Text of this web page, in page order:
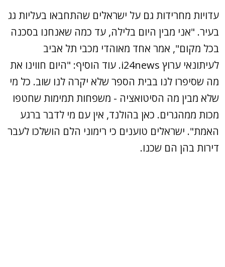
עדויות מחרידות גם על ישראלים שהתחבאו בעליות גג
בעיר. "אני מבין היום בלילה, עד כמה שאנחנו בסכנה
בכל מקום", אמר אחד מאוהדי מכבי תל אביב
לעיתונאי ערוץ i24news. עוד הוסיף: "היום חווינו את
מה שסיפרו לנו בבית הספר שלא יקרה לנו שוב. כל מי
שלא מבין מה הסיטואציה - משפחות תמימות שחטפו
מכות ממהגרים. כאן בהולנד, אין עם מי לדבר ברגע
האמת". ישראלים טוענים כי רימוני הלם הושלכו לעבר
דירות בהן הם שכנו.